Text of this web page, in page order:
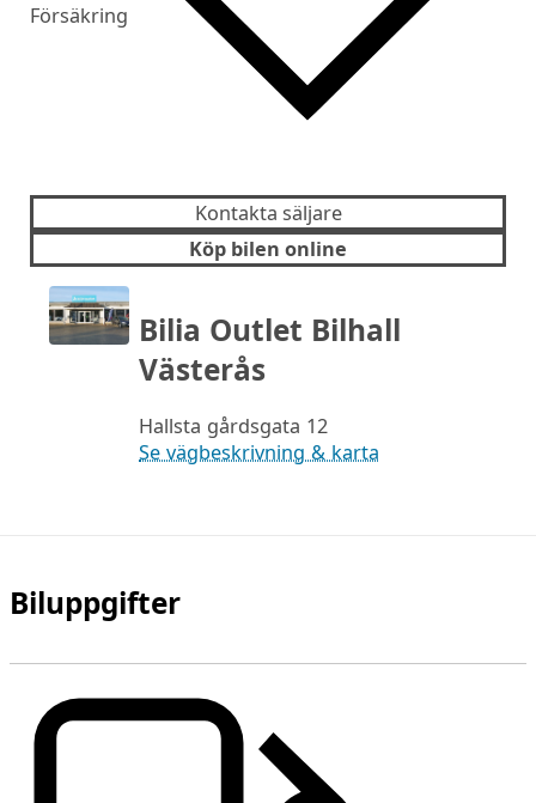
Försäkring
Kontakta säljare
Köp bilen online
Bilia Outlet Bilhall
Västerås
Hallsta gårdsgata 12
Se vägbeskrivning & karta
Biluppgifter